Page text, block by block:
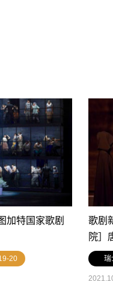
加特国家歌剧
20
歌剧
院］
瑞